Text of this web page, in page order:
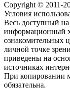
Copyright © 2011-
Условия
Весь доступный на
информационный
ознакомительных
личной точке
приведены на
источниках
При копировании
обязательна.